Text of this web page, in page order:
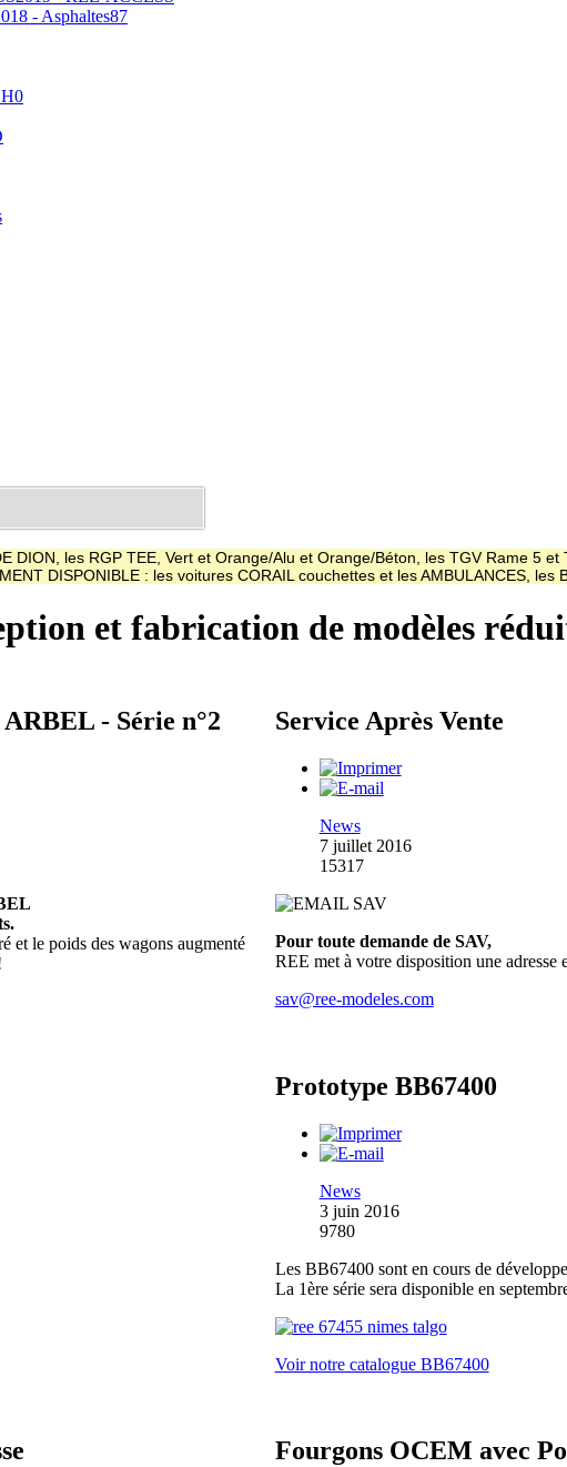
- Asphaltes87
DION, les RGP TEE, Vert et Orange/Alu et Orange/Béton, les TGV Rame 5
DISPONIBLE : les voitures CORAIL couchettes et les AMBULANCES, les
et fabrication de modèles
- Série n°2
et le poids des wagons augmenté
Service Après Vente
News
7 juillet 2016
15317
Pour toute demande de SAV,
REE met à votre disposition une adresse
sav@ree-modeles.com
Prototype BB67400
News
3 juin 2016
9780
Les BB67400 sont en cours de
La 1ère série sera disponible en
Voir notre catalogue BB67400
Fourgons OCEM avec